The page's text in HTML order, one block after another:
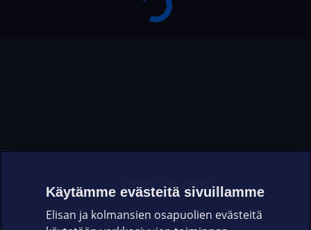
OHJEET JA VINKIT
OMAYHTEISÖ
Käytämme evästeitä sivuillamme
Elisan ja kolmansien osapuolien evästeitä